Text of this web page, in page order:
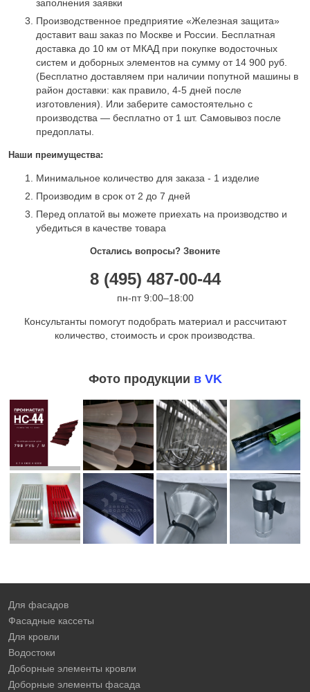
заполнения заявки
Производственное предприятие «Железная защита»
доставит ваш заказ по Москве и России. Бесплатная
доставка до 10 км от МКАД при покупке водосточных
систем и доборных элементов на сумму от 14 900 руб.
(Бесплатно доставляем при наличии попутной машины в
район доставки: как правило, 4-5 дней после
изготовления). Или заберите самостоятельно с
производства — бесплатно от 1 шт. Самовывоз после
предоплаты.
Наши преимущества:
Минимальное количество для заказа - 1 изделие
Производим в срок от 2 до 7 дней
Перед оплатой вы можете приехать на производство и
убедиться в качестве товара
Остались вопросы? Звоните
8 (495) 487-00-44
пн-пт 9:00–18:00
Консультанты помогут подобрать материал и рассчитают
количество, стоимость и срок производства.
Фото продукции в VK
Для фасадов
Фасадные кассеты
Для кровли
Водостоки
Доборные элементы кровли
Доборные элементы фасада